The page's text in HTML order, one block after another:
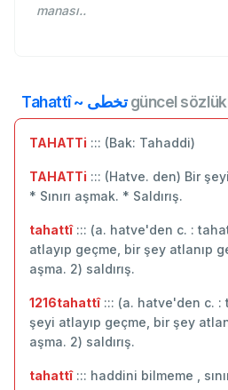
manası..
Tahattî ~ تخطیgüncel
TAHATTi ::: (Bak: Tahaddi)
TAHATTi ::: (Hatve. den) Bir
* Sınırı aşmak. * Saldırış.
tahattî::: (a. hatve'den c. :
atlayıp geçme, bir şey atlanıp
aşma. 2) saldırış.
1216tahattî::: (a. hatve'den c. :
şeyi atlayıp geçme, bir şey
aşma. 2) saldırış.
tahattî::: haddini bilmeme ,